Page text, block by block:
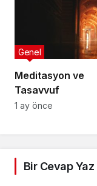
Meditasyon ve
Tasavvuf
Genel
1 ay önce
Bir Cevap Yaz